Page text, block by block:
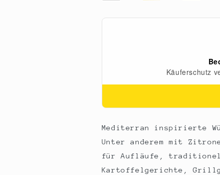
80
80
Mediterran inspirierte
Unter anderem mit
für Aufläufe,
Kartoffelgerichte,